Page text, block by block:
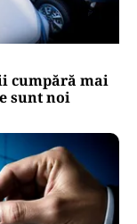
cumpără mai
sunt noi